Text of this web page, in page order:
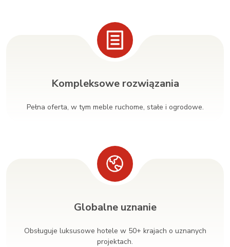
Kompleksowe rozwiązania
Pełna oferta, w tym meble ruchome, stałe i ogrodowe.
Globalne uznanie
Obsługuje luksusowe hotele w 50+ krajach o uznanych
projektach.